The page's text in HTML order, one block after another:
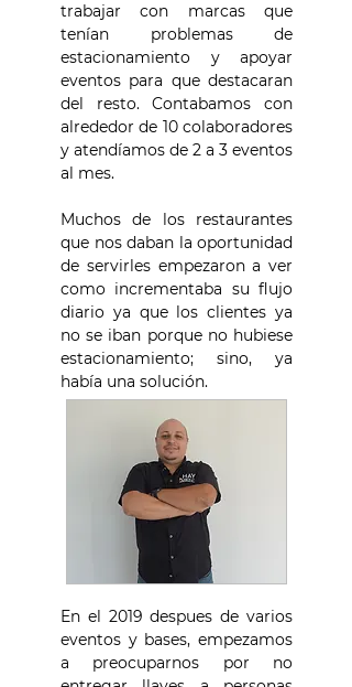
trabajar con marcas que
tenían problemas de
estacionamiento y apoyar
eventos para que destacaran
del resto. Contabamos con
alrededor de 10 colaboradores
y atendíamos de 2 a 3 eventos
al mes.
Muchos de los restaurantes
que nos daban la oportunidad
de servirles empezaron a ver
como incrementaba su flujo
diario ya que los clientes ya
no se iban porque no hubiese
estacionamiento; sino, ya
había una solución.
En el 2019 despues de varios
eventos y bases, empezamos
a preocuparnos por no